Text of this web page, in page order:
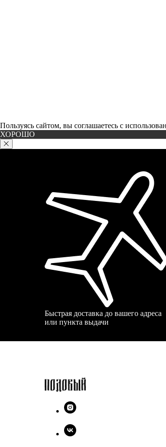
Пользуясь сайтом, вы соглашаетесь с
ХОРОШО
Быстрая доставка до вашего адреса
или пункта выдачи